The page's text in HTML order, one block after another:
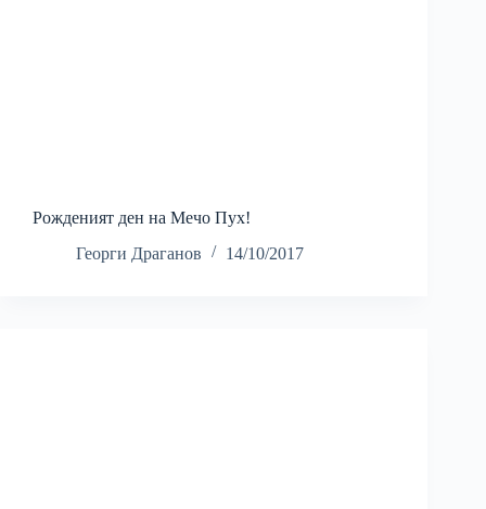
Рожденият ден на Мечо Пух!
Георги Драганов
14/10/2017